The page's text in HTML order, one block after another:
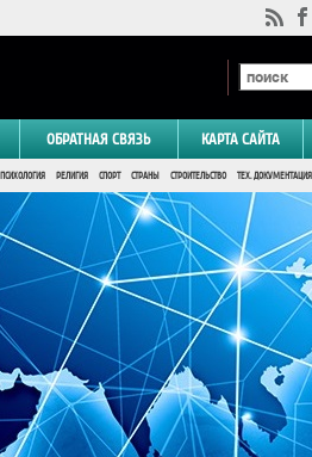
ОБРАТНАЯ СВЯЗЬ КАРТА САЙТА
ПСИХОЛОГИЯ РЕЛИГИЯ СПОРТ СТРАНЫ СТРОИТЕЛЬСТВО ТЕХ. ДОКУМЕНТАЦИЯ